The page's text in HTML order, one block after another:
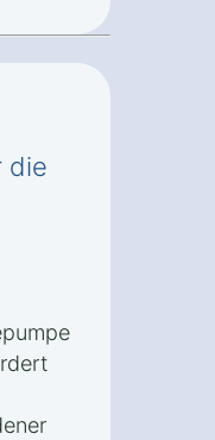
die